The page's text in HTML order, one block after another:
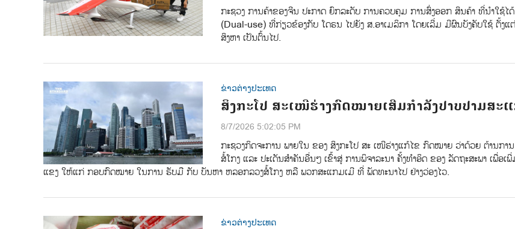
ກະຊວງ ການຄ້າຂອງຈີນ ປະກາດ ຍົກລະດັບ ການຄວບຄຸມ ການສົ່ງອອກ ສິນຄ້າ ທີ່ນຳໃຊ້ໄ
(Dual-use) ທີ່ກ່ຽວຂ້ອງກັບ ໂດຣນ ໄປຍັງ ສ.ອາເມລິກາ ໂດຍເລີ່ມ ມີຜົນບັງຄັບໃຊ້ ຕັ້ງ
ສິງຫາ ເປັນຕົ້ນໄປ.
ຂ່າວຕ່າງປະເທດ
ສິງກະໂປ ສະເໜີຮ່າງກົດໝາຍເສີມກຳລັງປາບປາມສະ
8/7/2026 5:02:05 PM
ກະຊວງກິດຈະການ ພາຍໃນ ຂອງ ສິງກະໂປ ສະ ເໜີຮ່າງແກ້ໄຂ ກົດໝາຍ ວ່າດ້ວຍ ຕ້ານກາ
ສໍ້ໂກງ ແລະ ປະເດັນສຳຄັນອື່ນໆ ເຂົ້າສູ່ ການພິຈາລະນາ ຄັ້ງທຳອິດ ຂອງ ລັດຖະສະພາ ເພື່ອເ
ແຂງ ໃຫ້ແກ່ ກອບກົດໝາຍ ໃນການ ຮັບມື ກັບ ບັນຫາ ຫລອກລວງສໍ້ໂກງ ຫລື ພວກສະແກມເມີ ທີ່ ພັດທະນາໄປ ຢ່າງວ່ອງໄວ.
ຂ່າວຕ່າງປະເທດ